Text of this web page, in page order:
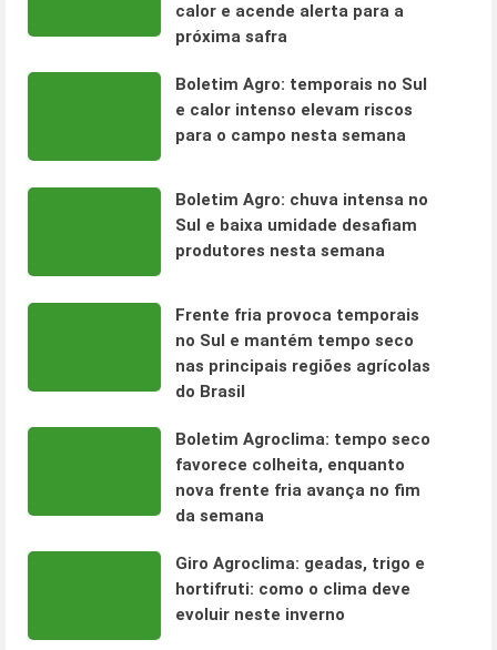
calor e acende alerta para a
próxima safra
Boletim Agro: temporais no Sul
e calor intenso elevam riscos
para o campo nesta semana
Boletim Agro: chuva intensa no
Sul e baixa umidade desafiam
produtores nesta semana
Frente fria provoca temporais
no Sul e mantém tempo seco
nas principais regiões agrícolas
do Brasil
Boletim Agroclima: tempo seco
favorece colheita, enquanto
nova frente fria avança no fim
da semana
Giro Agroclima: geadas, trigo e
hortifruti: como o clima deve
evoluir neste inverno